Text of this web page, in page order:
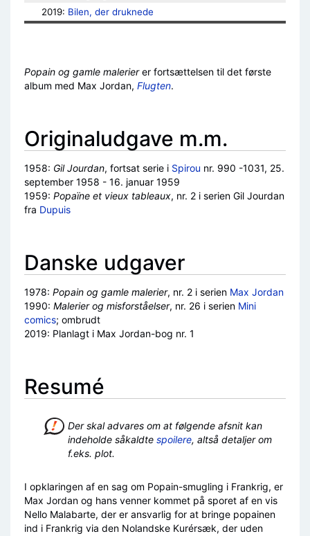
2019: Bilen, der druknede
Popain og gamle malerierer fortsættelsen til det første
album med Max Jordan, Flugten.
Originaludgave m.m.
1958: Gil Jourdan, fortsat serie i Spirou nr. 990 -1031, 25.
september 1958 - 16. januar 1959
1959: Popaïne et vieux tableaux, nr. 2 i serien Gil Jourdan
fra Dupuis
Danske udgaver
1978: Popain og gamle malerier, nr. 2 i serien Max Jordan
1990: Malerier og misforståelser, nr. 26 i serien Mini
comics; ombrudt
2019: Planlagt i Max Jordan-bog nr. 1
Resumé
Der skal advares om at følgende afsnit kan
indeholde såkaldte spoilere, altså detaljer om
f.eks. plot.
I opklaringen af en sag om Popain-smugling i Frankrig, er
Max Jordan og hans venner kommet på sporet af en vis
Nello Malabarte, der er ansvarlig for at bringe popainen
ind i Frankrig via den Nolandske Kurérsæk, der uden